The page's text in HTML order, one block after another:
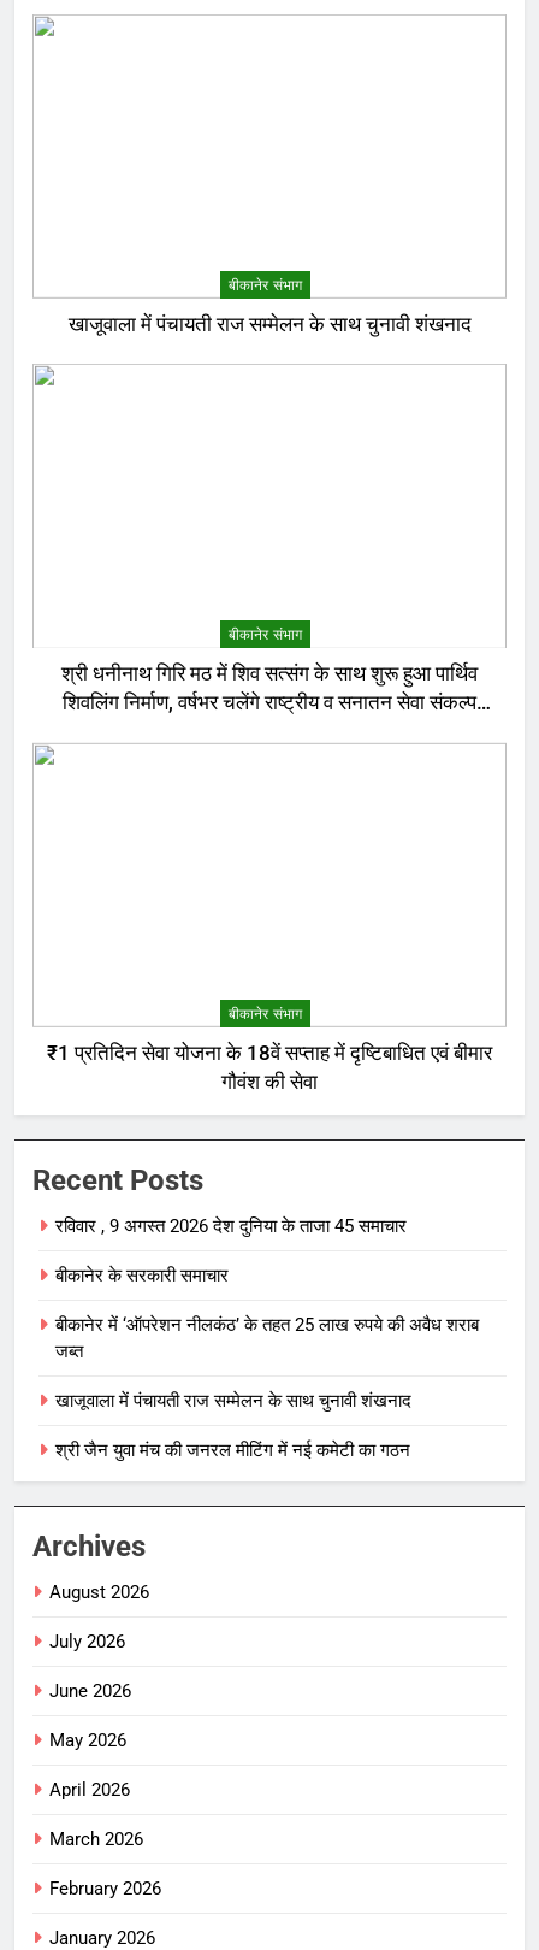
बीकानेर संभाग
खाजूवाला में पंचायती राज सम्मेलन के साथ चुनावी शंखनाद
बीकानेर संभाग
श्री धनीनाथ गिरि मठ में शिव सत्संग के साथ शुरू हुआ पार्थिव
शिवलिंग निर्माण, वर्षभर चलेंगे राष्ट्रीय व सनातन सेवा संकल्प
बीकानेर संभाग
₹1 प्रतिदिन सेवा योजना के 18वें सप्ताह में दृष्टिबाधित एवं बीमार
गौवंश की सेवा
Recent Posts
रविवार , 9 अगस्त 2026 देश दुनिया के ताजा 45 समाचार
बीकानेर के सरकारी समाचार
बीकानेर में ‘ऑपरेशन नीलकंठ’ के तहत 25 लाख रुपये की अवैध शराब
जब्त
खाजूवाला में पंचायती राज सम्मेलन के साथ चुनावी शंखनाद
श्री जैन युवा मंच की जनरल मीटिंग में नई कमेटी का गठन
Archives
August 2026
July 2026
June 2026
May 2026
April 2026
March 2026
February 2026
January 2026